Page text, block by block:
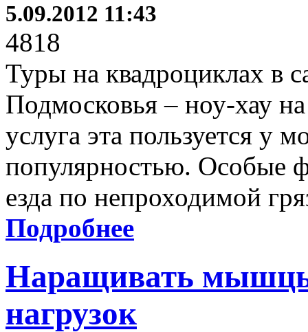
5.09.2012 11:43
4818
Туры на квадроциклах в
Подмосковья – ноу-хау
услуга эта пользуется у
популярностью. Особые
езда по непроходимой
Подробнее
Наращивать мышцы
нагрузок